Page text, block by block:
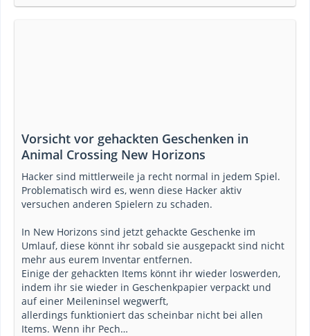
Vorsicht vor gehackten Geschenken in
Animal Crossing New Horizons
Hacker sind mittlerweile ja recht normal in jedem Spiel.
Problematisch wird es, wenn diese Hacker aktiv
versuchen anderen Spielern zu schaden.
In New Horizons sind jetzt gehackte Geschenke im
Umlauf, diese könnt ihr sobald sie ausgepackt sind nicht
mehr aus eurem Inventar entfernen.
Einige der gehackten Items könnt ihr wieder loswerden,
indem ihr sie wieder in Geschenkpapier verpackt und
auf einer Meileninsel wegwerft,
allerdings funktioniert das scheinbar nicht bei allen
Items. Wenn ihr Pech…